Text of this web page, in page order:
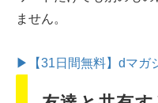
ません。
▶【31日間無料】dマガ